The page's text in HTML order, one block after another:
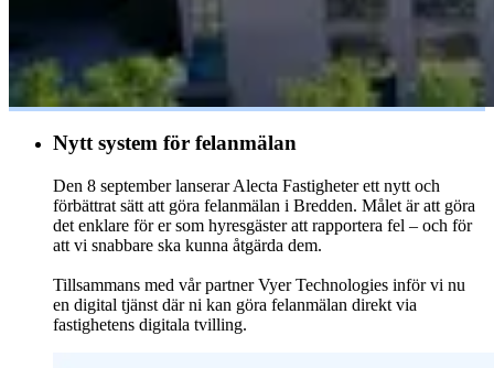
Nytt system för felanmälan
Den 8 september lanserar Alecta Fastigheter ett nytt och
förbättrat sätt att göra felanmälan i Bredden. Målet är att göra
det enklare för er som hyresgäster att rapportera fel – och för
att vi snabbare ska kunna åtgärda dem.
Tillsammans med vår partner Vyer Technologies inför vi nu
en digital tjänst där ni kan göra felanmälan direkt via
fastighetens digitala tvilling.